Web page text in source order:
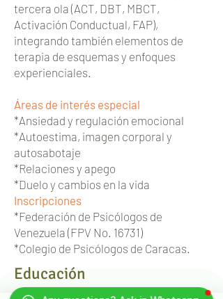
tercera ola (ACT, DBT, MBCT,
Activación Conductual, FAP),
integrando también elementos de
terapia de esquemas y enfoques
experienciales.
Áreas de interés especial
*Ansiedad y regulación emocional
*Autoestima, imagen corporal y
autosabotaje
*Relaciones y apego
*Duelo y cambios en la vida
Inscripciones
*Federación de Psicólogos de
Venezuela (FPV No. 16731)
*Colegio de Psicólogos de Caracas.
Educación